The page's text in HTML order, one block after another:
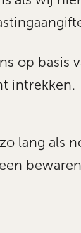
op basis
intrekken.
lang als